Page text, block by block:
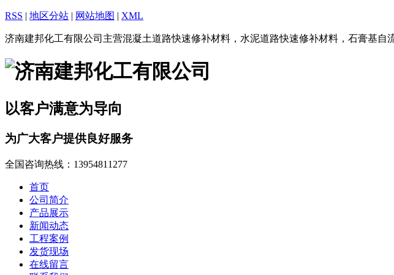
RSS | 地区分站 | 网站地图 | XML
济南建邦化工有限公司主营混凝土道路快速修补材料，水泥道路快速修补材料，石膏基自
以客户满意为导向
为广大客户提供良好服务
全国咨询热线： 13954811277
首页
公司简介
产品展示
新闻动态
工程案例
发货现场
在线留言